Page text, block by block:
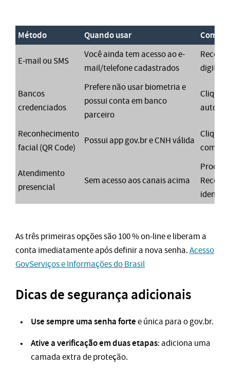
Método Quando usar Como
E-mail ou SMS
Você ainda tem acesso ao e-
mail/telefone cadastrados
Recebe
digite-o
Bancos
credenciados
Prefere não usar biometria e
possui conta em banco
parceiro
Clique
Reconhecimento
facial (QR Code)
Possui app gov.br e CNH válida
Clique
com o
Atendimento
presencial
Sem acesso aos canais acima
As três primeiras opções são 100 % on‑line e liberam a
conta imediatamente após definir a nova senha.Acesso
GovServiços e Informações do Brasil
Dicas de segurança adicionais
Use sempre uma senha fortee única para o gov.br.
Ative a verificação em duas etapas: adiciona uma
camada extra de proteção.